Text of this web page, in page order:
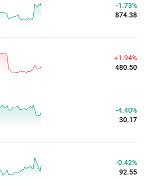
-1.73%
874.38
+1.94%
480.50
-4.40%
30.17
-0.42%
92.55